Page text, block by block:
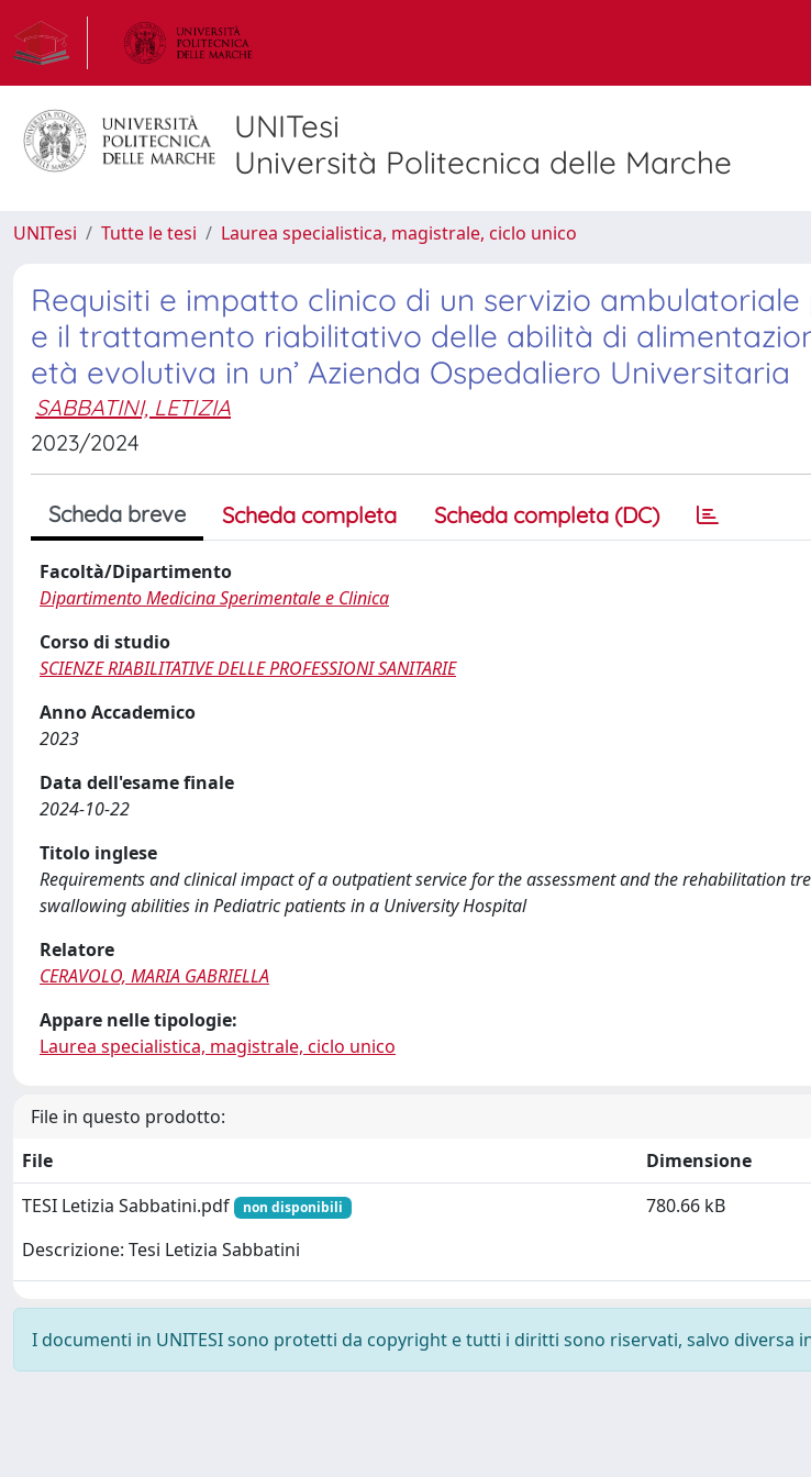
UNITesi
Università Politecnica delle Marche
UNITesi Tutte le tesi Laurea specialistica, magistrale, ciclo unico
Requisiti e impatto clinico di un servizio
e il trattamento riabilitativo delle abilità di
età evolutiva in un’ Azienda Ospedaliero Universitaria
SABBATINI, LETIZIA
2023/2024
Scheda breve Scheda completa Scheda completa (DC)
Facoltà/Dipartimento
Dipartimento Medicina Sperimentale e Clinica
Corso di studio
SCIENZE RIABILITATIVE DELLE PROFESSIONI SANITARIE
Anno Accademico
2023
Data dell'esame finale
2024-10-22
Titolo inglese
Requirements and clinical impact of a outpatient service for the assessment and the rehabilitation
swallowing abilities in Pediatric patients in a University Hospital
Relatore
CERAVOLO, MARIA GABRIELLA
Appare nelle tipologie:
Laurea specialistica, magistrale, ciclo unico
File in questo prodotto:
File
Dimensione
TESI Letizia Sabbatini.pdf
non disponibili
Descrizione: Tesi Letizia Sabbatini
780.66 kB
I documenti in UNITESI sono protetti da copyright e tutti i diritti sono riservati, salvo diversa